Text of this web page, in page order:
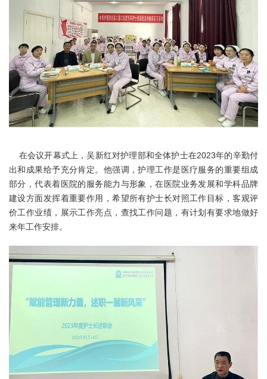
在会议开幕式上，吴新红对护理部和全体护士在2023年的辛勤付
出和成果给予充分肯定。他强调，护理工作是医疗服务的重要组成
部分，代表着医院的服务能力与形象，在医院业务发展和学科品牌
建设方面发挥着重要作用，希望所有护士长对照工作目标，客观评
价工作业绩，展示工作亮点，查找工作问题，有计划有要求地做好
来年工作安排。